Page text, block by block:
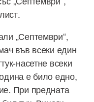
„Септември“,
във всеки един
насетне всеки
е било едно,
При предната